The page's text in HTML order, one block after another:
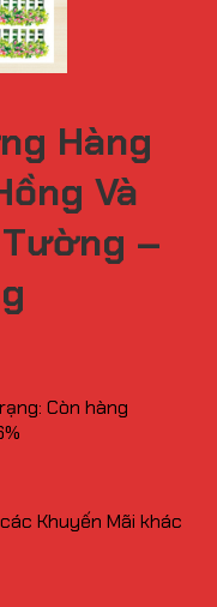
Hàng
Và
–
Còn hàng
Khuyến Mãi khác